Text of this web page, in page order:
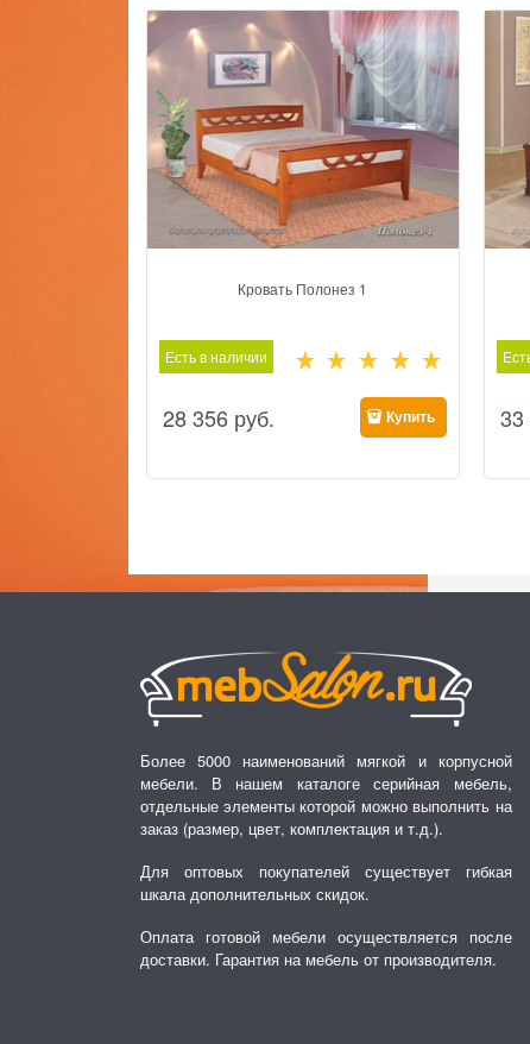
Кровать Полонез 1
Есть в наличии
28 356 руб. Купить 33
Более 5000 наименований мягкой и корпусной
мебели. В нашем каталоге серийная мебель,
отдельные элементы которой можно выполнить на
заказ (размер, цвет, комплектация и т.д.).
Для оптовых покупателей существует гибкая
шкала дополнительных скидок.
Оплата готовой мебели осуществляется после
доставки. Гарантия на мебель от производителя.